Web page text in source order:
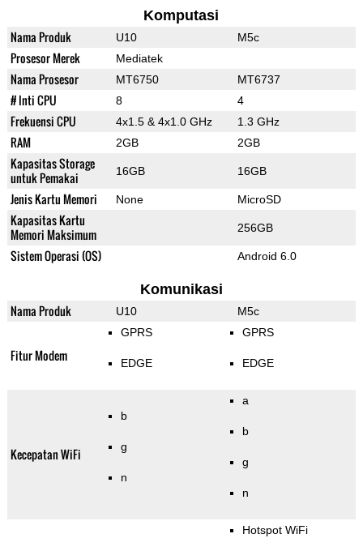
Komputasi
Nama Produk U10 M5c
Prosesor Merek Mediatek
Nama Prosesor MT6750 MT6737
# Inti CPU 8 4
Frekuensi CPU 4x1.5 & 4x1.0 GHz 1.3 GHz
RAM 2GB 2GB
Kapasitas Storage
untuk Pemakai
16GB 16GB
Jenis Kartu Memori None MicroSD
Kapasitas Kartu
Memori Maksimum
256GB
Sistem Operasi (OS) Android 6.0
Komunikasi
Nama Produk U10 M5c
Fitur Modem
GPRS
EDGE
GPRS
EDGE
Kecepatan WiFi
b
g
n
a
b
g
n
Hotspot WiFi